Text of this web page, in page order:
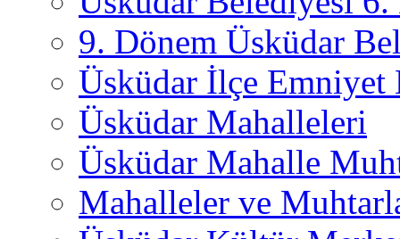
9. Dönem Üsküdar
Üsküdar İlçe
Üsküdar Mahalleleri
Üsküdar Mahalle
Mahalleler ve